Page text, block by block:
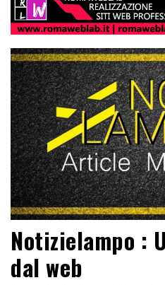
Notizielampo :
dal web